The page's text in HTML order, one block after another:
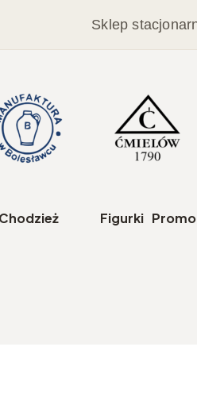
Sklep
0. Zobacz szczegóły
Figurki